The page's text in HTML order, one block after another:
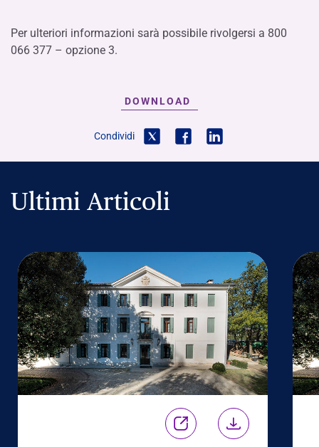
Per ulteriori informazioni sarà possibile rivolgersi a 800
066 377 – opzione 3.
DOWNLOAD
Condividi
Ultimi Articoli